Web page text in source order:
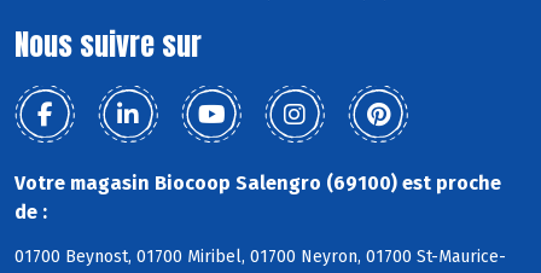
Nous suivre sur
Votre magasin Biocoop Salengro (69100) est proche
de :
01700 Beynost, 01700 Miribel, 01700 Neyron, 01700 St-Maurice-